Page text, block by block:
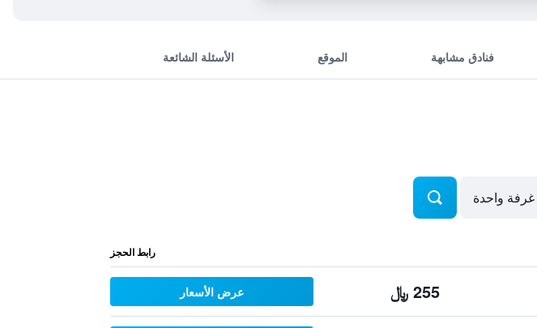
فنادق مشابهة الموقع الأسئلة الشائعة
رابط الحجز
255 ﷼ عرض الأسعار